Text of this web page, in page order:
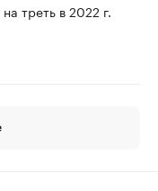
треть в 2022 г.